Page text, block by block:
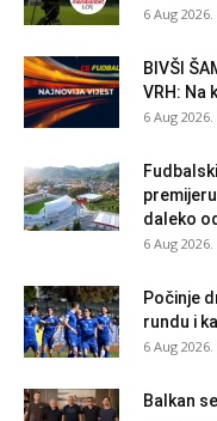
6 Aug 2026.
BIVŠI
VRH: Na
6 Aug 2026.
daleko
6 Aug 2026.
Počinje
rundu i
6 Aug 2026.
Balkan